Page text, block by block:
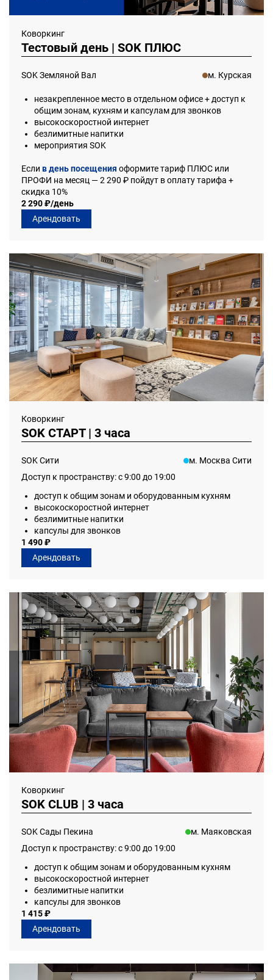
Коворкинг
Тестовый день | SOK ПЛЮС
SOK Земляной Вал м. Курская
незакрепленное место в отдельном офисе + доступ к
общим зонам, кухням и капсулам для звонков
высокоскоростной интернет
безлимитные напитки
мероприятия SOK
Если в день посещения оформите тариф ПЛЮС или
ПРОФИ на месяц — 2 290 ₽ пойдут в оплату тарифа +
скидка 10%
2 290 ₽/день
Арендовать
Коворкинг
SOK СТАРТ | 3 часа
SOK Сити
м. Москва Сити
Доступ к пространству: с 9:00 до 19:00
доступ к общим зонам и оборудованным кухням
высокоскоростной интернет
безлимитные напитки
капсулы для звонков
1 490 ₽
Арендовать
Коворкинг
SOK CLUB | 3 часа
SOK Сады Пекина
м. Маяковская
Доступ к пространству: с 9:00 до 19:00
доступ к общим зонам и оборудованным кухням
высокоскоростной интернет
безлимитные напитки
капсулы для звонков
1 415 ₽
Арендовать